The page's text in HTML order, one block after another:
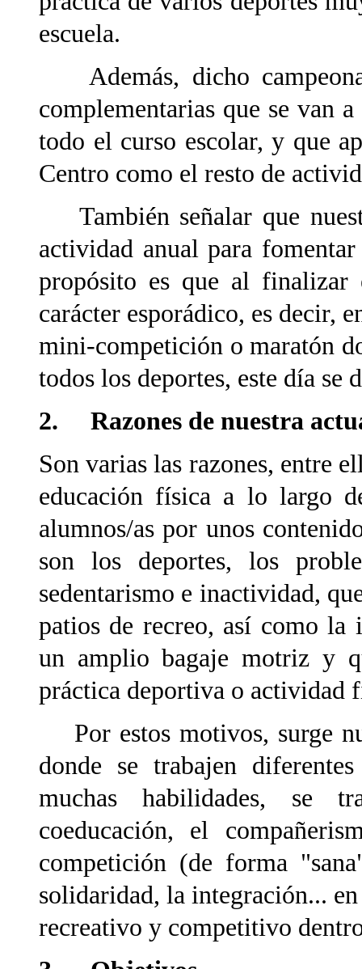
escuela.
Además, dicho
complementarias que se van
todo el curso escolar, y que
Centro como el resto de
También señalar que
actividad anual para
propósito es que al finalizar
carácter esporádico, es decir,
mini-competición o maratón
todos los deportes, este día se
2. Razones de nuestra
Son varias las razones, entre
educación física a lo largo
alumnos/as por unos
son los deportes, los
sedentarismo e inactividad,
patios de recreo, así como la
un amplio bagaje motriz y
práctica deportiva o actividad
Por estos motivos, surge
donde se trabajen
muchas habilidades, se
coeducación, el
competición (de forma
solidaridad, la integración...
recreativo y competitivo